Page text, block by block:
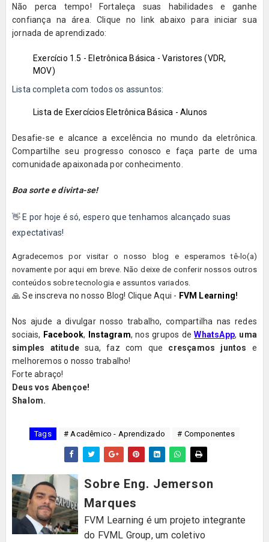
Não perca tempo! Fortaleça suas habilidades e ganhe
confiança na área. Clique no link abaixo para iniciar sua
jornada de aprendizado:
Exercício 1.5 - Eletrônica Básica - Varistores (VDR,
MOV)
Lista completa com todos os assuntos:
Lista de Exercícios Eletrônica Básica - Alunos
Desafie-se e alcance a excelência no mundo da eletrônica.
Compartilhe seu progresso conosco e faça parte de uma
comunidade apaixonada por conhecimento.
Boa sorte e divirta-se!
👋 E por hoje é só, espero que tenhamos alcançado suas
expectativas!
Agradecemos por visitar o nosso blog e esperamos tê-lo(a)
novamente por aqui em breve. Não deixe de conferir nossos outros
conteúdos sobre tecnologia e assuntos variados.
🙏 Se inscreva no nosso Blog! Clique Aqui - FVM Learning!
Nos ajude a divulgar nosso trabalho, compartilha nas redes
sociais, Facebook, Instagram, nos grupos deWhatsApp, uma
simples atitudesua, faz com que cresçamos juntos
e
melhoremos o nosso trabalho!
Forte abraço!
Deus vos Abençoe!
Shalom.
Tags # Acadêmico - Aprendizado # Componentes
Sobre Eng. Jemerson
Marques
FVM Learning é um projeto integrante
do FVML Group, um coletivo